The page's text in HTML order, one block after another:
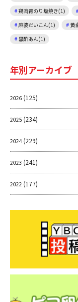
鶏肉青のり塩焼き(1)
麻婆だいこん(1)
黄
黒酢あん(1)
年別アーカイブ
2026(125)
2025(234)
2024(229)
2023 (241)
2022(177)